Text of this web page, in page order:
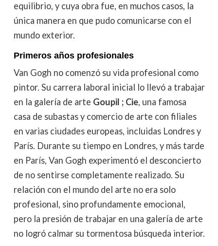
equilibrio, y cuya obra fue, en muchos casos, la
única manera en que pudo comunicarse con el
mundo exterior.
Primeros años profesionales
Van Gogh no comenzó su vida profesional como
pintor. Su carrera laboral inicial lo llevó a trabajar
en la galería de arte Goupil ; Cie, una famosa
casa de subastas y comercio de arte con filiales
en varias ciudades europeas, incluidas Londres y
París. Durante su tiempo en Londres, y más tarde
en París, Van Gogh experimentó el desconcierto
de no sentirse completamente realizado. Su
relación con el mundo del arte no era solo
profesional, sino profundamente emocional,
pero la presión de trabajar en una galería de arte
no logró calmar su tormentosa búsqueda interior.